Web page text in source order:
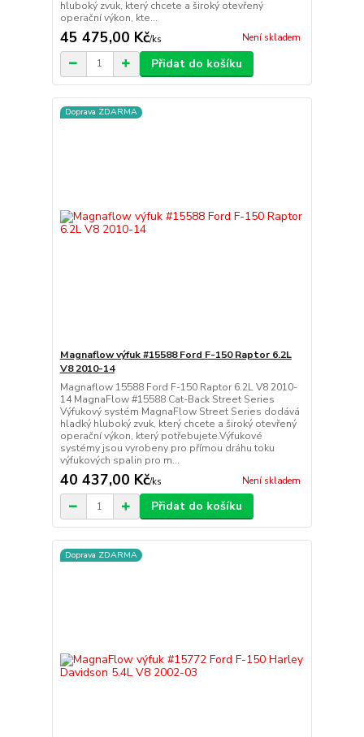
hluboký zvuk, který chcete a široký otevřený
operační výkon, kte...
45 475,00 Kč/ks Není skladem
Přidat do košíku
Doprava ZDARMA
Magnaflow výfuk #15588 Ford F-150 Raptor 6.2L
V8 2010-14
Magnaflow 15588 Ford F-150 Raptor 6.2L V8 2010-
14 MagnaFlow #15588 Cat-Back Street Series
Výfukový systém MagnaFlow Street Series dodává
hladký hluboký zvuk, který chcete a široký otevřený
operační výkon, který potřebujete.Výfukové
systémy jsou vyrobeny pro přímou dráhu toku
výfukových spalin pro m...
40 437,00 Kč/ks Není skladem
Přidat do košíku
Doprava ZDARMA